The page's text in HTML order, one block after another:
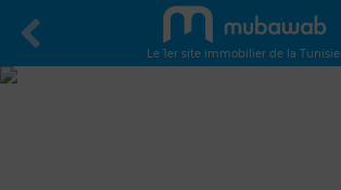
Le 1er site immobilier de la Tunisie